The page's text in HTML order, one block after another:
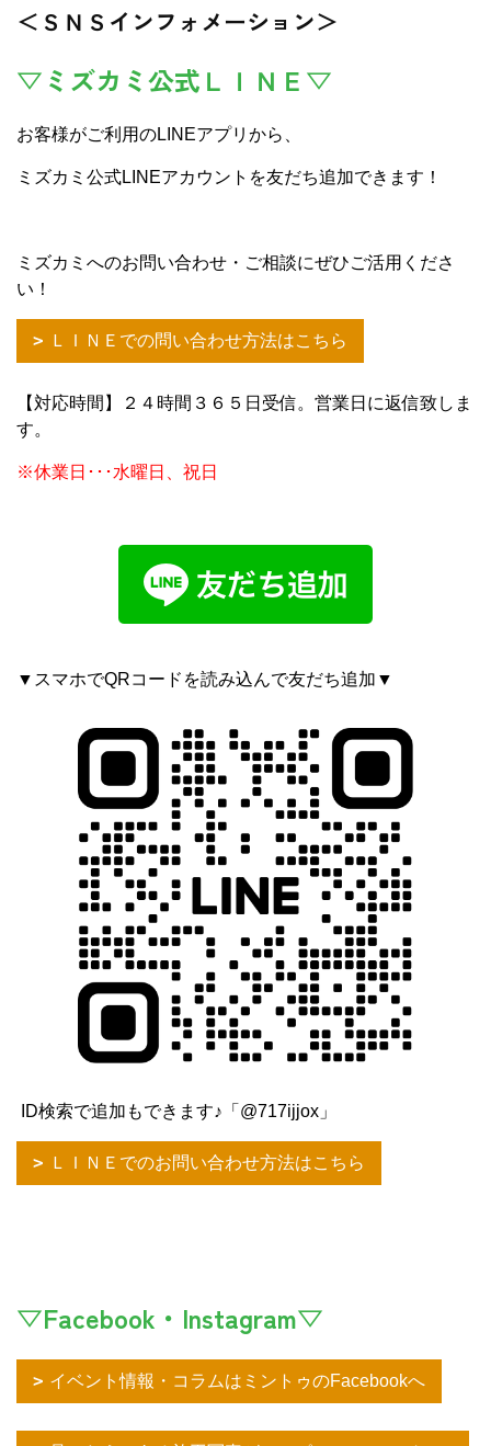
＜ＳＮＳインフォメーション＞
▽ミズカミ公式ＬＩＮＥ▽
お客様がご利用のLINEアプリから、
ミズカミ公式LINEアカウントを友だち追加できます！
ミズカミへのお問い合わせ・ご相談にぜひご活用くださ
い！
ＬＩＮＥでの問い合わせ方法はこちら
【対応時間】２４時間３６５日受信。営業日に返信致しま
す。
※休業日･･･水曜日、祝日
▼スマホでQRコードを読み込んで友だち追加▼
ID検索で追加もできます♪「@717ijjox」
ＬＩＮＥでのお問い合わせ方法はこちら
▽Facebook・Instagram▽
イベント情報・コラムはミントゥのFacebookへ